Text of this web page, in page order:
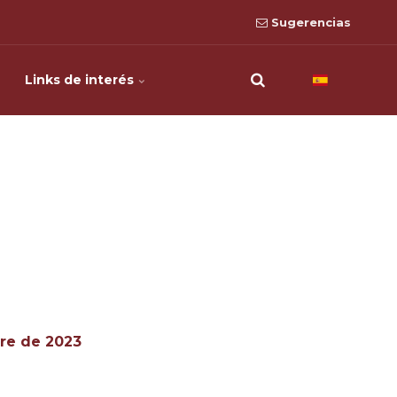
Sugerencias
Links de interés
de 2023